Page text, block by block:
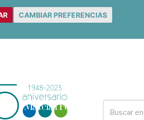
CAMBIAR PREFERENCIAS